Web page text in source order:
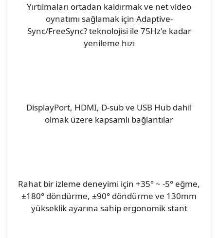
Yırtılmaları ortadan kaldırmak ve net video
oynatımı sağlamak için Adaptive-
Sync/FreeSync? teknolojisi ile 75Hz'e kadar
yenileme hızı
DisplayPort, HDMI, D-sub ve USB Hub dahil
olmak üzere kapsamlı bağlantılar
Rahat bir izleme deneyimi için +35° ~ -5° eğme,
±180° döndürme, ±90° döndürme ve 130mm
yükseklik ayarına sahip ergonomik stant